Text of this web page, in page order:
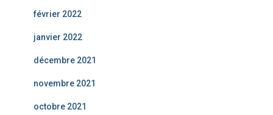
février 2022
janvier 2022
décembre 2021
novembre 2021
octobre 2021